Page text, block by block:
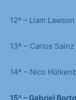
12º – Liam
13º – Carlos
14º – Nico
15º – Gabriel